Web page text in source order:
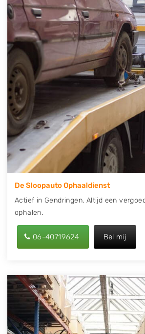
auto gratis ophalen in Gendringen.
telefonisch contact op of maak een
Wilt u direct een tweedehands auto
offerte aanvragen? Dat kan via de
uw kenteken in en druk op
Wij kunnen u helpen met de inkoop
eigenlijk alle merken, zoals Alfa
Chevrolet, Citroën, Dacia, Fiat, Ford,
Kia, Mazda, Mercedes Benz,
Peugeot, Porsche, Renault, Seat,
Toyota, Volkswagen en Volvo.
De Sloopauto Ophaaldienst
Actief in Gendringen. Altijd een
ophalen.
06-40719624 Bel mij